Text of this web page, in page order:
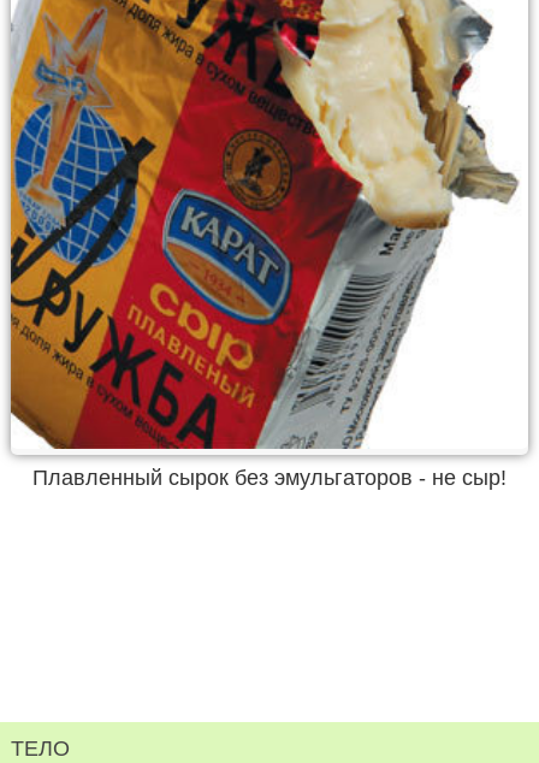
Плавленный сырок без эмульгаторов - не сыр!
ТЕЛО